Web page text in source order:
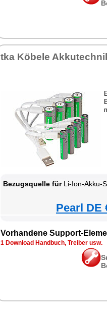
tka Köbele
Bezugsquelle fürLi-Ion-Akku-Set Typ AAA
Pearl DE
Vorhandene Support-
1 Download Handbuch, Treiber usw.